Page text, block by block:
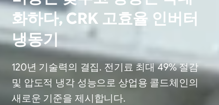
화하다, CRK 고효율 인버터
냉동기
120년 기술력의 결집. 전기료 최대 49% 절감
및 압도적 냉각 성능으로 상업용 콜드체인의
새로운 기준을 제시합니다.